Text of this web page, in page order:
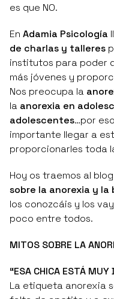
es que NO.
En Adamia Psicología
de charlas y talleres
institutos para poder
más jóvenes y
Nos preocupa la
la anorexia en
adolescentes…por
importante llegar a
proporcionarles toda
Hoy os traemos al
sobre la anorexia y la
los conozcáis y los
poco entre todos.
MITOS SOBRE LA
“ESA CHICA ESTÁ MUY
La etiqueta anorexia